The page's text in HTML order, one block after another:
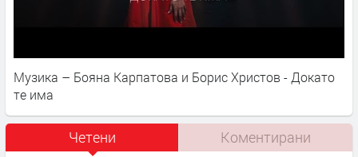
Музика – Бояна Карпатова и Борис Христов - Докато
те има
Четени Коментирани